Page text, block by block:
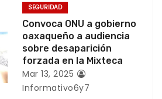
SEGURIDAD
Convoca ONU a gobierno
oaxaqueño a audiencia
sobre desaparición
forzada en la Mixteca
Mar 13, 2025
Informativo6y7